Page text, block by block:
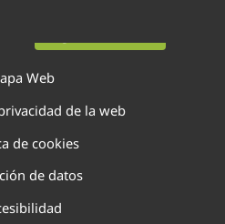
Web
de la web
de cookies
de datos